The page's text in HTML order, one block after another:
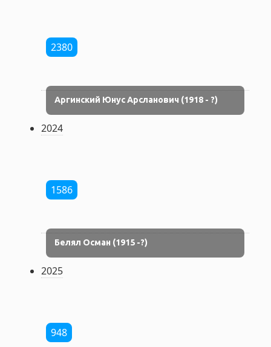
2380
Аргинский Юнус Арсланович (1918 - ?)
2024
1586
Белял Осман (1915 -?)
2025
948